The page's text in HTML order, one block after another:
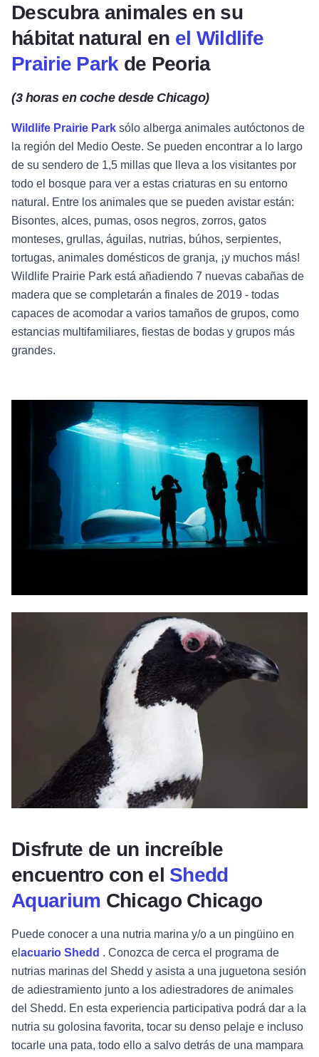
Descubra animales en su
hábitat natural en el Wildlife
Prairie Park de Peoria
(3 horas en coche desde Chicago)
Wildlife Prairie Park sólo alberga animales autóctonos de
la región del Medio Oeste. Se pueden encontrar a lo largo
de su sendero de 1,5 millas que lleva a los visitantes por
todo el bosque para ver a estas criaturas en su entorno
natural. Entre los animales que se pueden avistar están:
Bisontes, alces, pumas, osos negros, zorros, gatos
monteses, grullas, águilas, nutrias, búhos, serpientes,
tortugas, animales domésticos de granja, ¡y muchos más!
Wildlife Prairie Park está añadiendo 7 nuevas cabañas de
madera que se completarán a finales de 2019 - todas
capaces de acomodar a varios tamaños de grupos, como
estancias multifamiliares, fiestas de bodas y grupos más
grandes.
Disfrute de un increíble
encuentro con el Shedd
Aquarium Chicago Chicago
Puede conocer a una nutria marina y/o a un pingüino en
el acuario Shedd . Conozca de cerca el programa de
nutrias marinas del Shedd y asista a una juguetona sesión
de adiestramiento junto a los adiestradores de animales
del Shedd. En esta experiencia participativa podrá dar a la
nutria su golosina favorita, tocar su denso pelaje e incluso
tocarle una pata, todo ello a salvo detrás de una mampara